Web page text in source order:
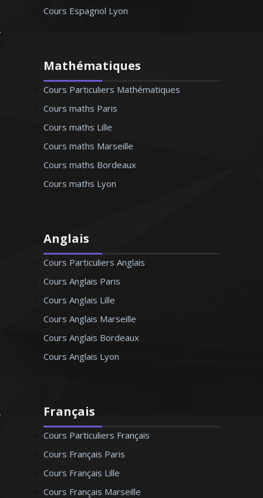
Cours Espagnol Lyon
Mathématiques
Cours Particuliers Mathématiques
Cours maths Paris
Cours maths Lille
Cours maths Marseille
Cours maths Bordeaux
Cours maths Lyon
Anglais
Cours Particuliers Anglais
Cours Anglais Paris
Cours Anglais Lille
Cours Anglais Marseille
Cours Anglais Bordeaux
Cours Anglais Lyon
Français
Cours Particuliers Français
Cours Français Paris
Cours Français Lille
Cours Français Marseille